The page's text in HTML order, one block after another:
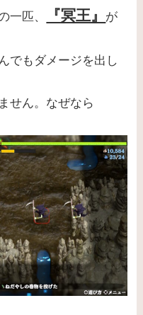
一匹、 『冥王』
が
でもダメージを出し
せん。なぜなら